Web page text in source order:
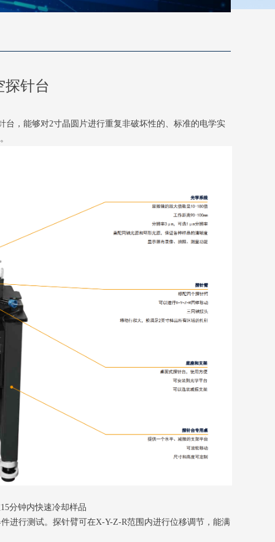
探针台
，能够对2寸晶圆片进行重复非破坏性的、标准的电学实
分钟内快速冷却样品
行测试。探针臂可在X-Y-Z-R范围内进行位移调节，能满